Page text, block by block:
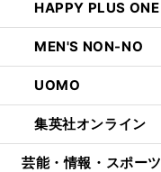
HAPPY PLUS ONE
MEN'S NON-NO
UOMO
集英社オンライン
芸能・情報・スポーツ